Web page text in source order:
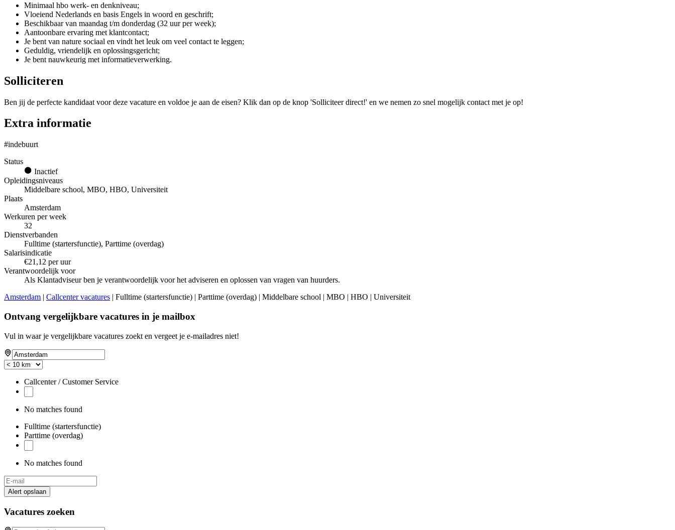
Minimaal hbo werk- en denkniveau;
Vloeiend Nederlands en basis Engels in woord en geschrift;
Beschikbaar van maandag t/m donderdag (32 uur per week);
Aantoonbare ervaring met klantcontact;
Je bent van nature sociaal en vindt het leuk om veel contact te leggen;
Geduldig, vriendelijk en oplossingsgericht;
Je bent nauwkeurig met informatieverwerking.
Solliciteren
Ben jij de perfecte kandidaat voor deze vacature en voldoe je aan de eisen? Klik dan op de knop 'Solliciteer direct!' en we nemen zo snel mogelijk contact met je op!
Extra informatie
#indebuurt
Status
Inactief
Opleidingsniveaus
Middelbare school, MBO, HBO, Universiteit
Plaats
Amsterdam
Werkuren per week
32
Dienstverbanden
Fulltime (startersfunctie), Parttime (overdag)
Salarisindicatie
€21,12 per uur
Verantwoordelijk voor
Als Klantadviseur ben je verantwoordelijk voor het adviseren en oplossen van vragen van huurders.
Amsterdam | Callcenter vacatures | Fulltime (startersfunctie) | Parttime (overdag) | Middelbare school | MBO | HBO | Universiteit
Ontvang vergelijkbare vacatures in je mailbox
Vul in waar je vergelijkbare vacatures zoekt en vergeet je e-mailadres niet!
Callcenter / Customer Service
No matches found
Fulltime (startersfunctie)
Parttime (overdag)
No matches found
Alert opslaan
Vacatures zoeken